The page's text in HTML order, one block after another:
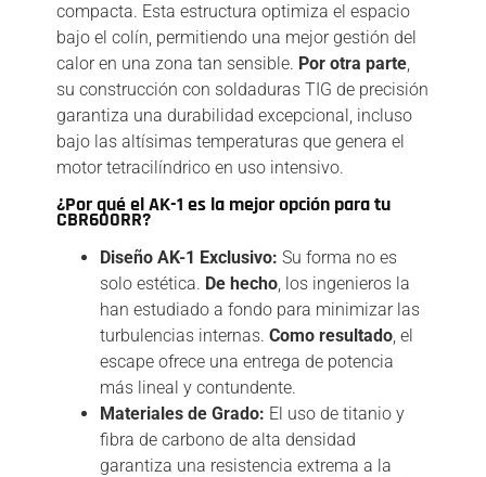
compacta. Esta estructura optimiza el espacio
bajo el colín, permitiendo una mejor gestión del
calor en una zona tan sensible. Por otra parte,
su construcción con soldaduras TIG de precisión
garantiza una durabilidad excepcional, incluso
bajo las altísimas temperaturas que genera el
motor tetracilíndrico en uso intensivo.
¿Por qué el AK-1 es la mejor opción para tu
CBR600RR?
Diseño AK-1 Exclusivo: Su forma no es
solo estética. De hecho , los ingenieros la
han estudiado a fondo para minimizar las
turbulencias internas. Como resultado , el
escape ofrece una entrega de potencia
más lineal y contundente.
Materiales de Grado: El uso de titanio y
fibra de carbono de alta densidad
garantiza una resistencia extrema a la